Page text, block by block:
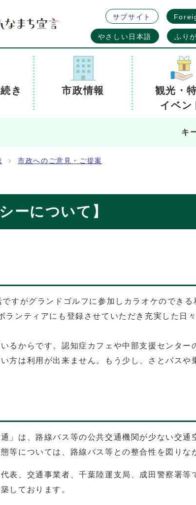
サブサイト
やさしい日本語 ふり
き 市政情報
観光・
イベン
キ
市政へのご意見・ご提案
ーについて】
すがグランドゴルフに参加しカラオケのでき
ランティアにも登録させていただき充実した日
るからです。認知症カフェや中部支援センター
方は利用が出来ません。もう少し、さとバスや
」は、路線バス等の公共交通機関が少ない交通
等については、路線バス等との整合性を図りな
表、交通事業者、千葉陸運支局、成田警察署等
しております。